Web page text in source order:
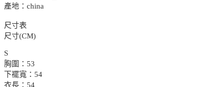
產地：china
尺寸表
尺寸(CM)
S
胸圍：53
下襬寬：54
衣長：54